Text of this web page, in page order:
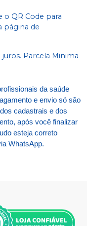
o QR Code para
página de
juros. Parcela Minima
da saúde
e envio só são
cadastrais e dos
após você finalizar
esteja correto
WhatsApp.